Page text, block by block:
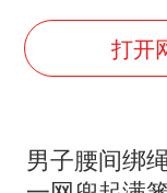
打开
男子腰间绑